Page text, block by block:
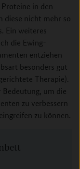
in den
diese nicht mehr so
Ein weiteres
die Ewing-
entziehen
besonders gut
Therapie).
um die
zu verbessern
zu können.